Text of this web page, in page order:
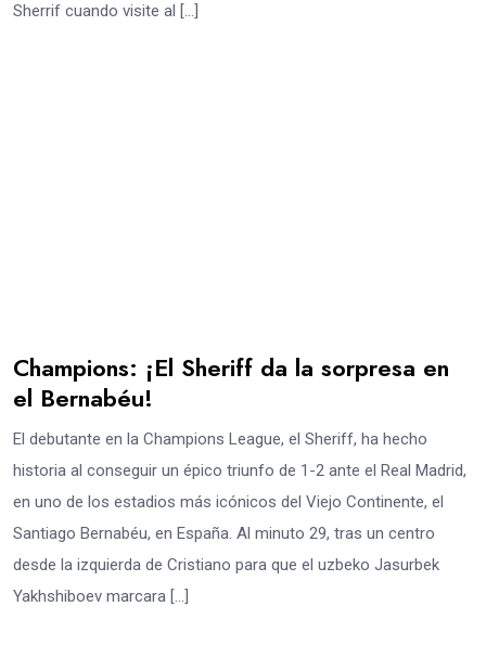
Sherrif cuando visite al […]
Champions: ¡El Sheriff da la sorpresa en
el Bernabéu!
El debutante en la Champions League, el Sheriff, ha hecho
historia al conseguir un épico triunfo de 1-2 ante el Real Madrid,
en uno de los estadios más icónicos del Viejo Continente, el
Santiago Bernabéu, en España. Al minuto 29, tras un centro
desde la izquierda de Cristiano para que el uzbeko Jasurbek
Yakhshiboev marcara […]